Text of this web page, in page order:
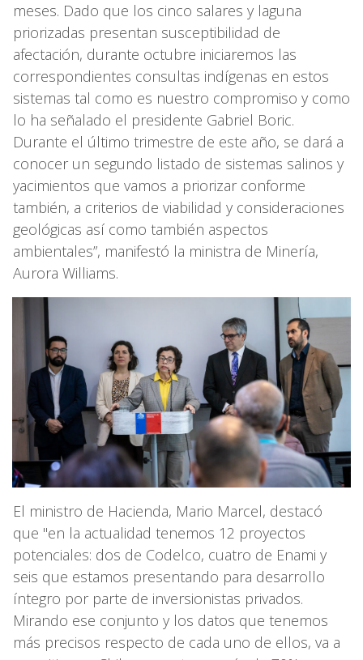
meses. Dado que los cinco salares y laguna
priorizadas presentan susceptibilidad de
afectación, durante octubre iniciaremos las
correspondientes consultas indígenas en estos
sistemas tal como es nuestro compromiso y como
lo ha señalado el presidente Gabriel Boric.
Durante el último trimestre de este año, se dará a
conocer un segundo listado de sistemas salinos y
yacimientos que vamos a priorizar conforme
también, a criterios de viabilidad y consideraciones
geológicas así como también aspectos
ambientales”, manifestó la ministra de Minería,
Aurora Williams.
El ministro de Hacienda, Mario Marcel, destacó
que "en la actualidad tenemos 12 proyectos
potenciales: dos de Codelco, cuatro de Enami y
seis que estamos presentando para desarrollo
íntegro por parte de inversionistas privados.
Mirando ese conjunto y los datos que tenemos
más precisos respecto de cada uno de ellos, va a